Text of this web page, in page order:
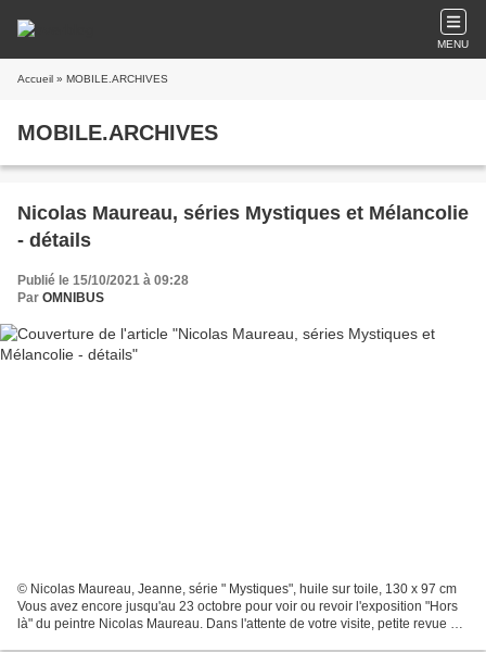
MENU
Accueil » MOBILE.ARCHIVES
MOBILE.ARCHIVES
Nicolas Maureau, séries Mystiques et Mélancolie
- détails
Publié le 15/10/2021 à 09:28
Par OMNIBUS
© Nicolas Maureau, Jeanne, série " Mystiques", huile sur toile, 130 x 97 cm
Vous avez encore jusqu'au 23 octobre pour voir ou revoir l'exposition "Hors
là" du peintre Nicolas Maureau. Dans l'attente de votre visite, petite revue de